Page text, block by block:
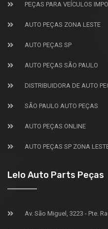
PEÇAS PARA VEÍCULOS
AUTO PEÇAS ZONA LESTE
AUTO PEÇAS SP
AUTO PEÇAS SÃO PAULO
DISTRIBUIDORA DE AUTO
SÃO PAULO AUTO PEÇAS
AUTO PEÇAS ONLINE
AUTO PEÇAS SP ZONA
Lelo Auto Parts Peças
Av. São Miguel, 3223 - Pte.